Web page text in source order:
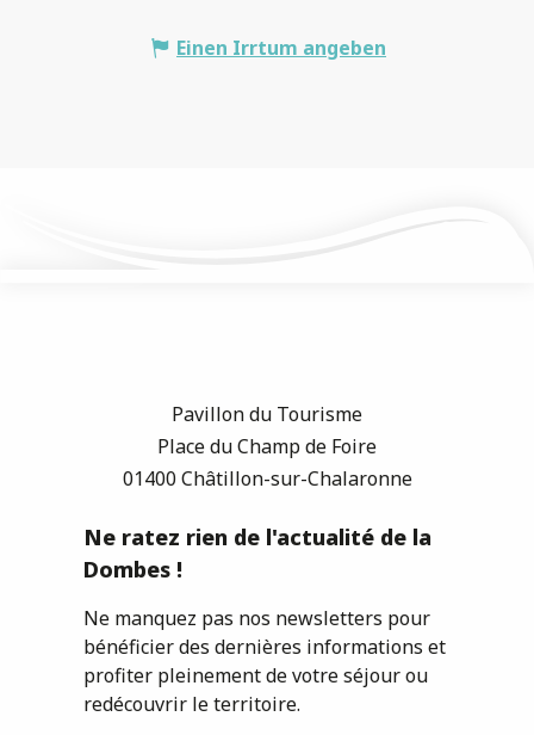
Einen Irrtum angeben
Pavillon du Tourisme
Place du Champ de Foire
01400 Châtillon-sur-Chalaronne
Ne ratez rien de l'actualité de la
Dombes !
Ne manquez pas nos newsletters pour
bénéficier des dernières informations et
profiter pleinement de votre séjour ou
redécouvrir le territoire.